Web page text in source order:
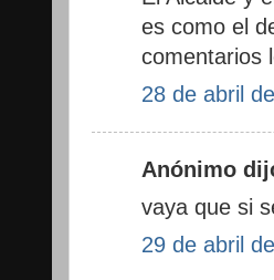
es como el
comentarios
28 de abril
Anónimo
vaya que si
29 de abril